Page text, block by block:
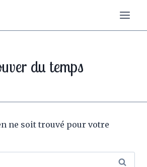
du temps
ne soit trouvé pour votre